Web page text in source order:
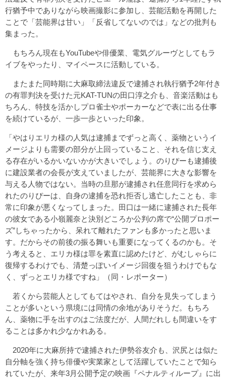
行猶予中でありながら映画撮影に参加し、芸能活動を再開した
ことで「芸能界は甘い」「反省してないのでは」などの批判も
集まった。
もちろん現在もYouTubeや俳優業、電気グルーヴとしてもラ
イブをやったり、マイペースに活動している。
またまた同時期に大麻取締法違反で逮捕され執行猶予2年付き
の有罪判決を受けた元KAT-TUNの田口淳之介も、音楽活動はも
ちろん、特技を活かしプロ雀士やポーカーなどで表に出る仕事
を続けているが、一歩一歩といった印象。
「やはりエリカ様の人気は逮捕までずっと高く、薬物というイ
メージよりも需要の部分が上回っていること、それを信じ支え
る存在がいるかいないかが大きいでしょう。のりぴーも逮捕後
に建設業者の会長が支えていましたが、芸能界に大きな影響を
与える人物ではない。当時の旦那が逮捕され任意同行を求めら
れたのりぴーは、自身の逮捕を恐れ拒否し逃亡したことも、非
常に印象が悪くなってしまった。田口は一緒に逮捕された長年
の彼女である小嶺麗奈と決別どころか公判の席で“公開プロポー
ズ”しちゃったから、呆れて離れたファンも多かったと思いま
す。だからその前後の振る舞いも重要になってくるのかも。そ
う考えると、エリカ様は罪を素直に認めたけど、がむしゃらに
復帰するわけでも、清楚っぽいイメージ回復を狙うわけでもな
く、ずっとエリカ様ですね」（同・レポーター）
若くから芸能人としてもてはやされ、自分を見失ってしまう
ことが多いという県境には同情の余地がありそうだ。もちろ
ん、薬物に手を出すのはご法度だが、人間だれしも間違いをす
ることは多かれ少なかれある。
2020年に大麻所持で逮捕された伊勢谷友介も、沢尻とは似た
自分軸を強く持ち俳優や実業家として活躍していたことで知ら
れていたが、来年3月公開予定の映画『ペナルティループ』に出